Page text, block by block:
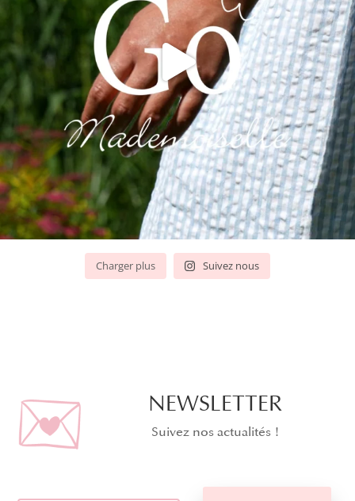
Charger plus Suivez nous
NEWSLETTER
Suivez nos actualités !